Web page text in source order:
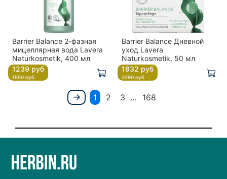
Barrier Balance 2-фазная
мицеллярная вода Lavera
Naturkosmetik, 400 мл
1239 руб
1550 руб
Barrier Balance Дневной
уход Lavera
Naturkosmetik, 50 мл
1832 руб
2290 руб
1 2 3 … 168